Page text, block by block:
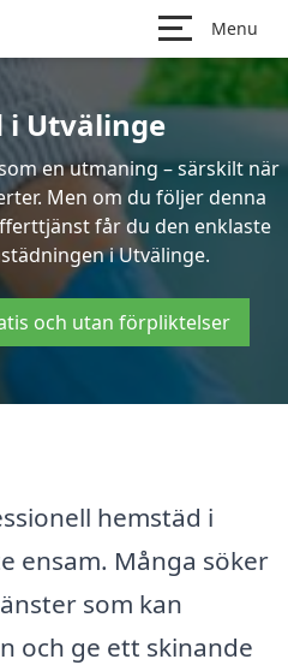
Menu
i Utvälinge
en utmaning – särskilt när
Men om du följer denna
får du den enklaste
i Utvälinge.
och utan förpliktelser
hemstäd i
ensam. Många söker
som kan
och ge ett skinande